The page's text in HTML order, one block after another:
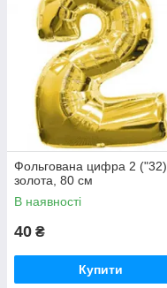
Фольгована цифра 2 ("32)
золота, 80 см
В наявності
40 ₴
Купити